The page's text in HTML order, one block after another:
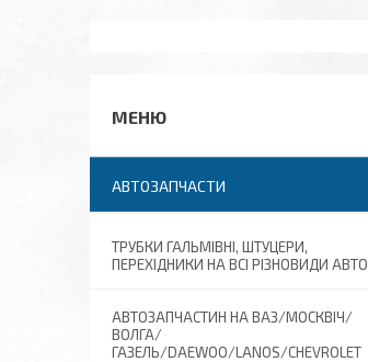
АВТОЗАПЧАСТИ
ТРУБКИ ГАЛЬМІВНІ, ШТУЦЕРИ,
ПЕРЕХІДНИКИ НА ВСІ РІЗНОВИДИ АВТО
АВТОЗАПЧАСТИН НА ВАЗ/МОСКВІЧ/
ВОЛГА/
ГАЗЕЛЬ/DAEWOO/LANOS/CHEVROLET